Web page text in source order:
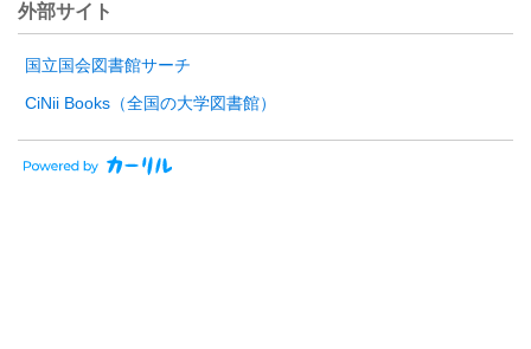
外部サイト
国立国会図書館サーチ
CiNii Books（全国の大学図書館）